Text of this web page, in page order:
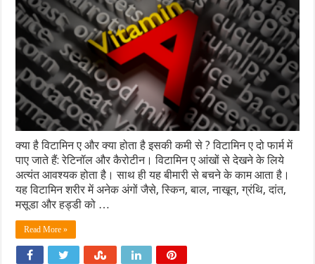
क्‍या है विटामिन ए और क्‍या होता है इसकी कमी से ? विटामिन ए दो फार्म में
पाए जाते हैं: रेटिनॉल और कैरोटीन। विटामिन ए आंखों से देखने के लिये
अत्यंत आवश्यक होता है। साथ ही यह बीमारी से बचने के काम आता है।
यह विटामिन शरीर में अनेक अंगों जैसे, स्किन, बाल, नाखून, ग्रंथि, दांत,
मसूडा और हड्डी को …
Read More »